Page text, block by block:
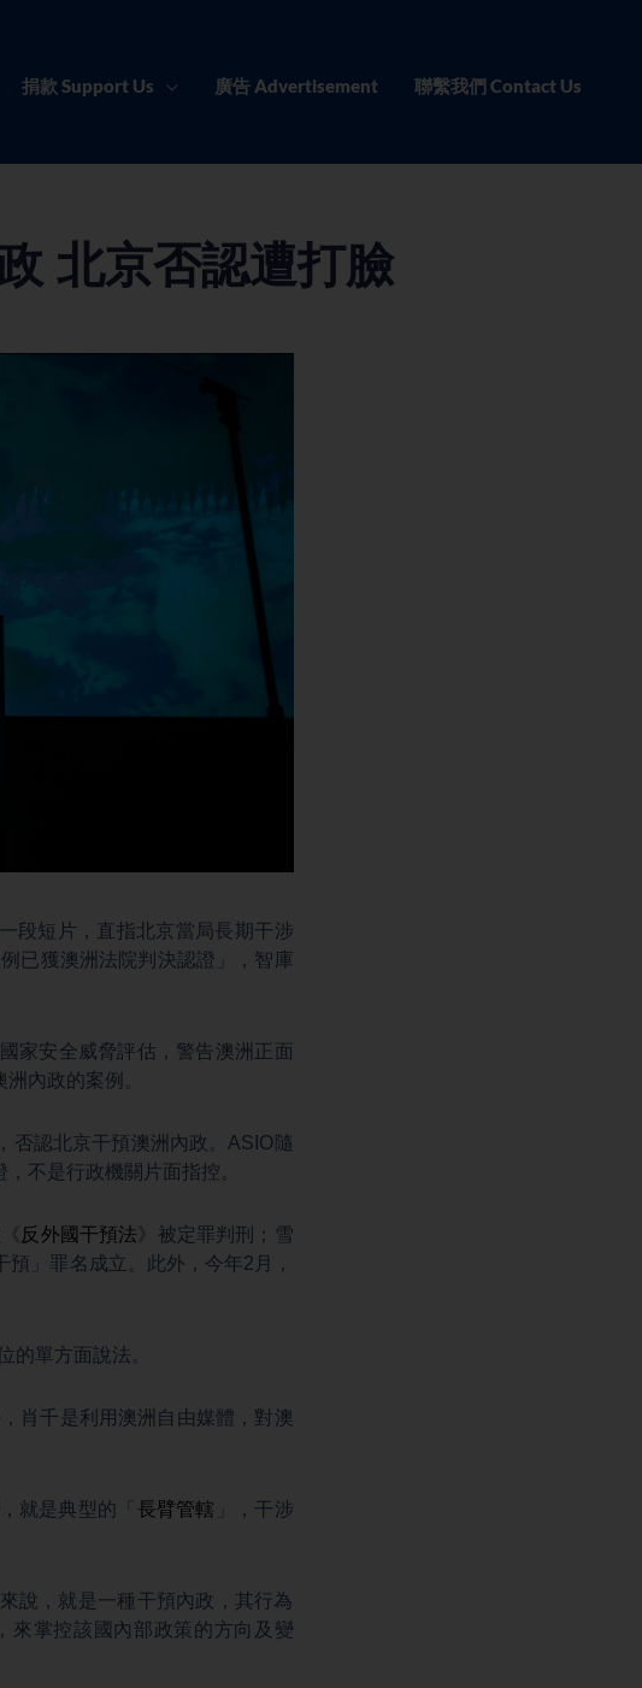
捐款 Support Us 廣告 Advertisement 聯繫我們 Contact Us
北京否認遭打臉
段短片，直指北京當局長期干涉
已獲澳洲法院判決認證」，智庫
家安全威脅評估，警告澳洲正面
內政的案例。
否認北京干預澳洲內政。ASIO隨
不是行政機關片面指控。
反外國干預法》被定罪判刑；雪
」罪名成立。此外，今年2月，
的單方面說法。
肖千是利用澳洲自由媒體，對澳
就是典型的「 長臂管轄 」，干涉
說，就是一種干預內政，其行為
來掌控該國內部政策的方向及變